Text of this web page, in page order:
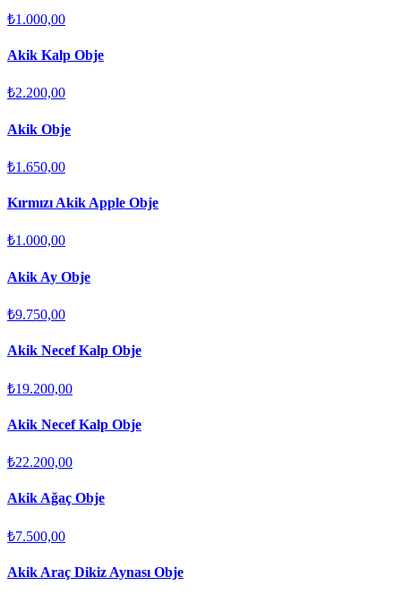
₺1.000,00
Akik Kalp Obje
₺2.200,00
Akik Obje
₺1.650,00
Kırmızı Akik Apple Obje
₺1.000,00
Akik Ay Obje
₺9.750,00
Akik Necef Kalp Obje
₺19.200,00
Akik Necef Kalp Obje
₺22.200,00
Akik Ağaç Obje
₺7.500,00
Akik Araç Dikiz Aynası Obje